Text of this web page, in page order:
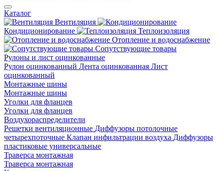
Каталог
Вентиляция
Кондиционирование
Теплоизоляция
Отопление и водоснабжение
Сопутствующие товары
Рулоны и лист оцинкованные
Рулон оцинкованный Лента оцинкованная Лист
оцинкованный
Монтажные шины
Монтажные шины
Уголки для фланцев
Уголки для фланцев
Воздухораспределители
Решетки вентиляционные Диффузоры потолочные
четырехпоточные Клапан инфильтрации воздуха Диффузоры
пластиковые универсальные
Траверса монтажная
Траверса монтажная